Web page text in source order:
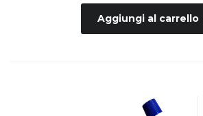
Aggiungi al carrello